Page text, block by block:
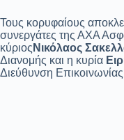
Τους κορυφαίους
συνεργάτες της ΑΧΑ
κύριος Νικόλαος
Διανομής και η κυρία
Διεύθυνση